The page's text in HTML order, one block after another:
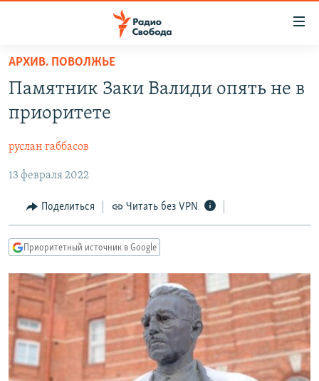
упрощенного
доступа
основному
Вернутся
главной
навигации
Вернутся
поиску
АВТОРСКИЕ ПРОЕКТЫ
ЦИТАТЫ СВОБОДЫ
МНЕНИЯ
КУЛЬТУРА
IDEL.РЕАЛИИ
КАВКАЗ.РЕАЛИИ
СЕВЕР.РЕАЛИИ
СИБИРЬ.РЕАЛИИ
РАСПИСАНИЕ ВЕЩАНИЯ
ПОДПИШИТЕСЬ НА РАССЫЛКУ
АРХИВ. ПОВОЛЖЬЕ
Памятник Заки Валиди опять не в
приоритете
руслан габбасов
13 февраля 2022
Поделиться Читать без VPN
Приоритетный источник в Google